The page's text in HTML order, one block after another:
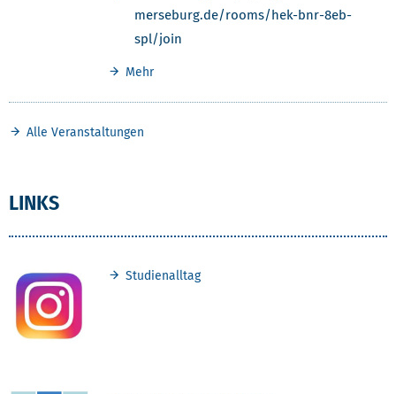
merseburg.de/rooms/hek-bnr-8eb-
spl/join
Mehr
Alle Veranstaltungen
LINKS
Studienalltag